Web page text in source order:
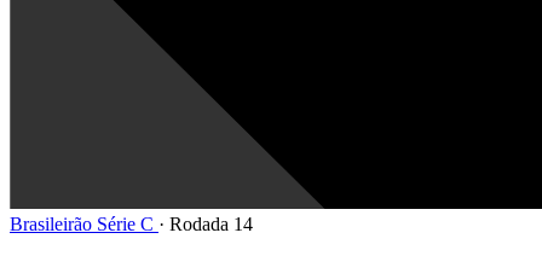
Brasileirão Série C · Rodada 14